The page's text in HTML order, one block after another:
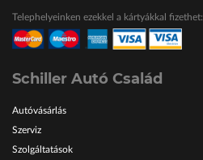
ŠKODA Schiller
Karosszéria Centrum
Telephelyeinken ezekkel a kártyákkal fizethet:
Schiller Autó Család
Autóvásárlás
Szerviz
Szolgáltatások